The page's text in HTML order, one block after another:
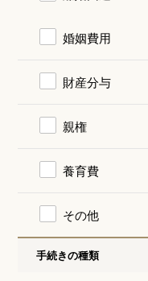
婚姻費用
財産分与
親権
養育費
その他
手続きの種類